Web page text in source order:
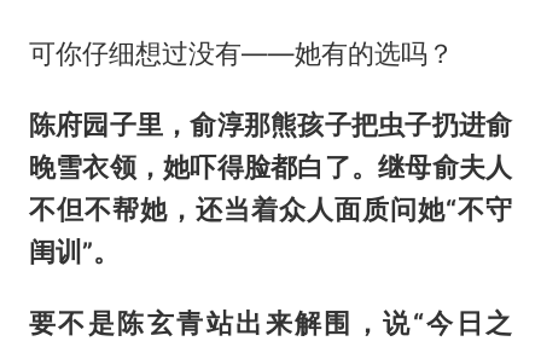
可你仔细想过没有——她有的选吗？
陈府园子里，俞淳那熊孩子把虫子扔进俞
晚雪衣领，她吓得脸都白了。继母俞夫人
不但不帮她，还当着众人面质问她“不守
闺训”。
要不是陈玄青站出来解围，说“今日之